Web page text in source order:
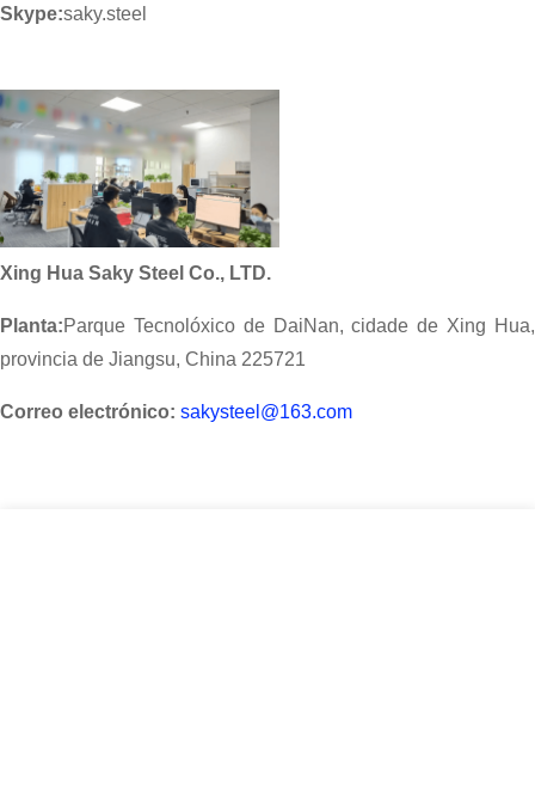
Skype:saky.steel
Xing Hua Saky Steel Co., LTD.
Planta:Parque Tecnolóxico de DaiNan, cidade de Xing Hua,
provincia de Jiangsu, China 225721
Correo electrónico: sakysteel@163.com